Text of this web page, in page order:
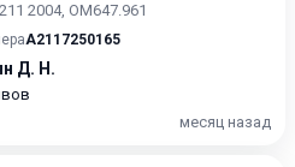
2004, OM647.961
A2117250165
Д. Н.
месяц назад